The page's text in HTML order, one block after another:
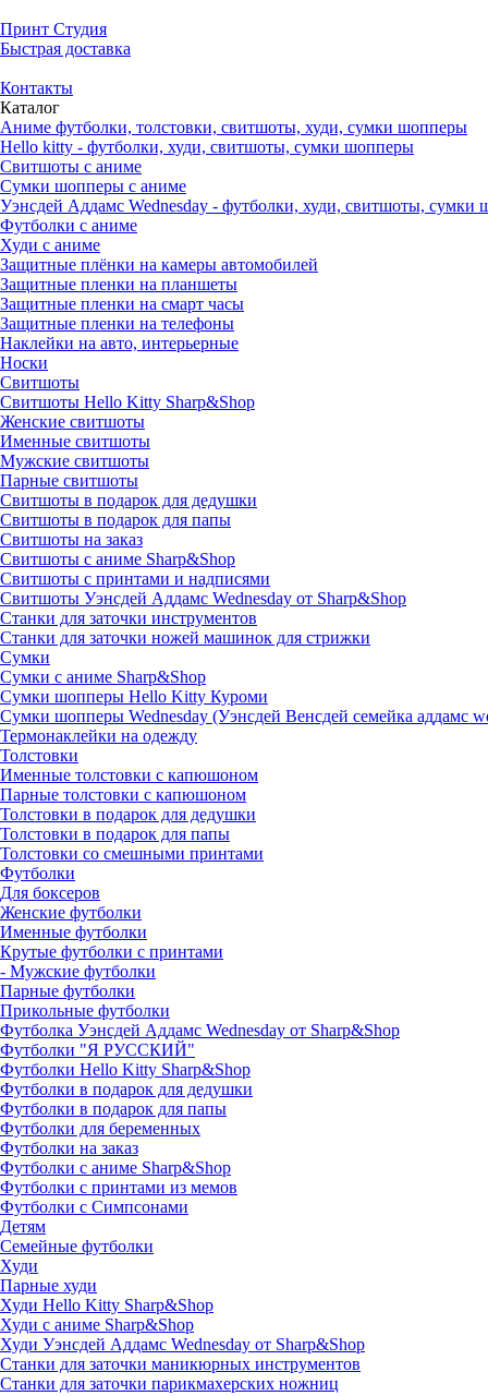
Принт Студия
Быстрая доставка
Контакты
Каталог
Аниме футболки, толстовки, свитшоты, худи, сумки шопперы
Hello kitty - футболки, худи, свитшоты, сумки шопперы
Свитшоты с аниме
Сумки шопперы с аниме
Уэнсдей Аддамс Wednesday - футболки, худи, свитшоты, сумки
Футболки с аниме
Худи с аниме
Защитные плёнки на камеры автомобилей
Защитные пленки на планшеты
Защитные пленки на смарт часы
Защитные пленки на телефоны
Наклейки на авто, интерьерные
Носки
Свитшоты
Cвитшоты Hello Kitty Sharp&Shop
Женские свитшоты
Именные свитшоты
Мужские свитшоты
Парные свитшоты
Свитшоты в подарок для дедушки
Свитшоты в подарок для папы
Свитшоты на заказ
Свитшоты с аниме Sharp&Shop
Свитшоты с принтами и надписями
Свитшоты Уэнсдей Аддамс Wednesday от Sharp&Shop
Станки для заточки инструментов
Станки для заточки ножей машинок для стрижки
Сумки
Сумки с аниме Sharp&Shop
Сумки шопперы Hello Kitty Куроми
Сумки шопперы Wednesday (Уэнсдей Венсдей семейка аддамс
Термонаклейки на одежду
Толстовки
Именные толстовки с капюшоном
Парные толстовки с капюшоном
Толстовки в подарок для дедушки
Толстовки в подарок для папы
Толстовки со смешными принтами
Футболки
Для боксеров
Женские футболки
Именные футболки
Крутые футболки с принтами
- Мужские футболки
Парные футболки
Прикольные футболки
Футболка Уэнсдей Аддамс Wednesday от Sharp&Shop
Футболки "Я РУССКИЙ"
Футболки Hello Kitty Sharp&Shop
Футболки в подарок для дедушки
Футболки в подарок для папы
Футболки для беременных
Футболки на заказ
Футболки с аниме Sharp&Shop
Футболки с принтами из мемов
Футболки с Симпсонами
Детям
Семейные футболки
Худи
Парные худи
Худи Hello Kitty Sharp&Shop
Худи с аниме Sharp&Shop
Худи Уэнсдей Аддамс Wednesday от Sharp&Shop
Станки для заточки маникюрных инструментов
Станки для заточки парикмахерских ножниц